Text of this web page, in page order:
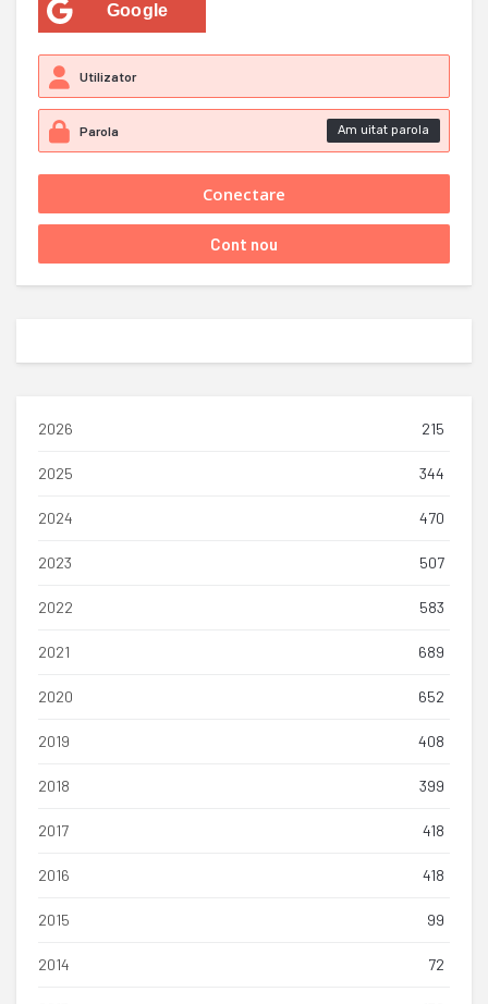
Google
Am uitat parola
2026 215
2025 344
2024 470
2023 507
2022 583
2021 689
2020 652
2019 408
2018 399
2017 418
2016 418
2015 99
2014 72